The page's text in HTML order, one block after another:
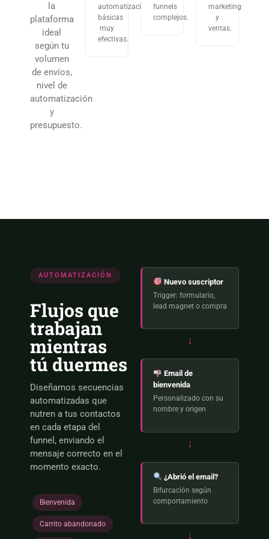
la
plataforma
ideal
según tu
volumen
de envíos,
nivel de
automatización
y
presupuesto.
automatizaciones
básicas
muy
efectivas.
funnels
complejos.
marketing
y
ventas.
AUTOMATIZACIÓN
Flujos que
trabajan
mientras
tú duermes
Diseñamos secuencias
automatizadas que
nutren a tus contactos
en cada etapa del
funnel, enviando el
mensaje correcto en el
momento exacto.
Bienvenida
Carrito abandonado
Nuevo suscriptor
Trigger: formulario,
lead magnet o compra
↓
Email de
bienvenida
Personalizado con su
nombre y origen
↓
¿Abrió el email?
Bifurcación según
comportamiento
↓